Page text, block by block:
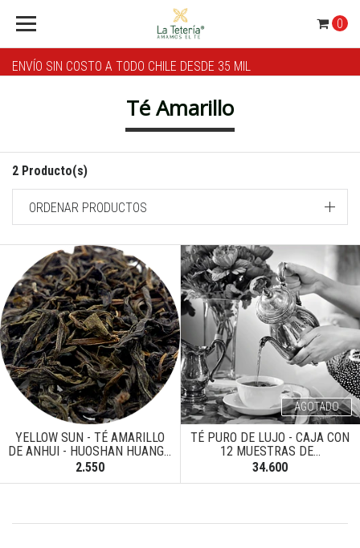
ENVÍO SIN COSTO A TODO CHILE DESDE 35 MIL
0
Té Amarillo
2 Producto(s)
ORDENAR PRODUCTOS
YELLOW SUN - TÉ AMARILLO
DE ANHUI - HUOSHAN HUANG...
2.550
AGOTADO
TÉ PURO DE LUJO - CAJA CON
12 MUESTRAS DE...
34.600